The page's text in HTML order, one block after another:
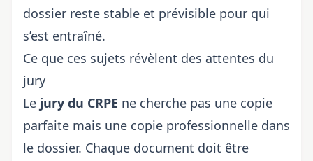
dossier reste stable et prévisible pour qui
s’est entraîné.
Ce que ces sujets révèlent des attentes du
jury
Le jury du CRPE ne cherche pas une copie
parfaite mais une copie professionnelle dans
le dossier. Chaque document doit être